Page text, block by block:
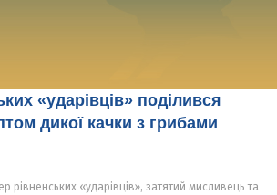
«ударівців» поділився
дикої качки з грибами
рівненських «ударівців», затятий мисливець та